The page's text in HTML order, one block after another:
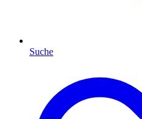
Suche